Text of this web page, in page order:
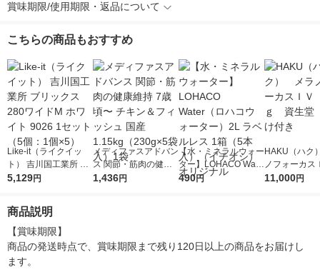
賞味期限/使用期限・返品について
こちらの商品もおすすめ
Like-it（ライクイッ
ト） 吉川国工業所 ブ
リックス 280ワイドM
5,129円
メディファスアドバン
ス 関節・筋肉の健康
維持 7歳頃〜 チキン
1,436円
【水・ミネラルウォー
ター】LOHACO Wate
r（ロハコウォータ
490円
HAKU（ハ
ノフォーカ
5ｇ 資生堂
11,000円
商品説明
【賞味期限】
商品の発送時点で、賞味期限まで残り120日以上の商品をお届けし
ます。